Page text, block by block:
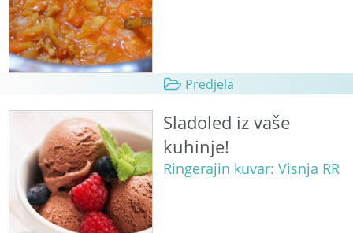
Predjela
Sladoled iz vaše
kuhinje!
Ringerajin kuvar: Visnja RR